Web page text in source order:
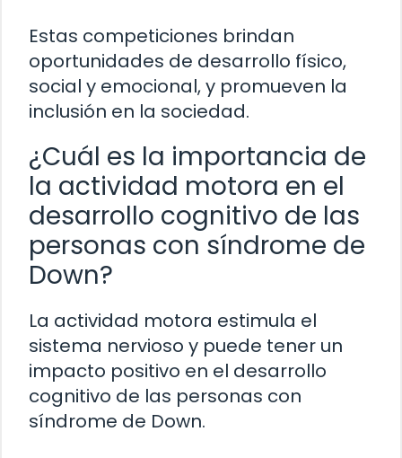
Estas competiciones brindan
oportunidades de desarrollo físico,
social y emocional, y promueven la
inclusión en la sociedad.
¿Cuál es la importancia de
la actividad motora en el
desarrollo cognitivo de las
personas con síndrome de
Down?
La actividad motora estimula el
sistema nervioso y puede tener un
impacto positivo en el desarrollo
cognitivo de las personas con
síndrome de Down.